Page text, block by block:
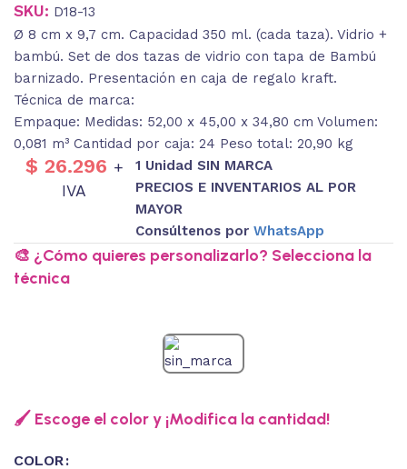
SKU: D18-13
Ø 8 cm x 9,7 cm. Capacidad 350 ml. (cada taza). Vidrio +
bambú. Set de dos tazas de vidrio con tapa de Bambú
barnizado. Presentación en caja de regalo kraft.
Técnica de marca:
Empaque: Medidas: 52,00 x 45,00 x 34,80 cm Volumen:
0,081 m³ Cantidad por caja: 24 Peso total: 20,90 kg
$ 26.296 +
IVA
1 Unidad SIN MARCA
PRECIOS E INVENTARIOS AL POR
MAYOR
Consúltenos por WhatsApp
🎨 ¿Cómo quieres personalizarlo? Selecciona la
técnica
🖌️ Escoge el color y ¡Modifica la cantidad!
COLOR